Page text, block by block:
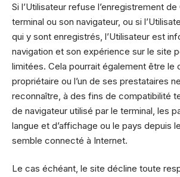
Si l’Utilisateur refuse l’enregistrement
terminal ou son navigateur, ou si
qui y sont enregistrés, l’Utilisateur est
navigation et son expérience sur le site
limitées. Cela pourrait également être le
propriétaire ou l’un de ses prestataires
reconnaître, à des fins de compatibilité
de navigateur utilisé par le terminal, les
langue et d’affichage ou le pays depuis
semble connecté à Internet.
Le cas échéant, le site décline toute